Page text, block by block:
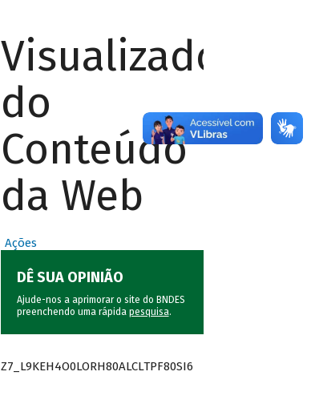
Visualizador
do
Conteúdo
da Web
Ações
DÊ SUA OPINIÃO
Ajude-nos a aprimorar o site do BNDES
preenchendo uma rápida pesquisa.
Z7_L9KEH4O0LORH80ALCLTPF80SI6